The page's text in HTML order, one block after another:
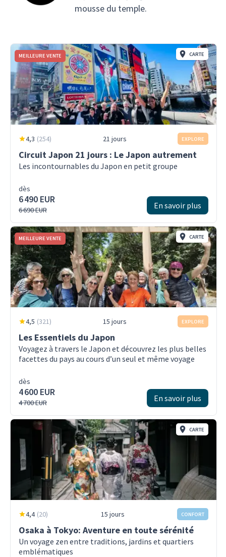
mousse du temple.
MEILLEURE VENTE CARTE
4,3 (254) 21 jours EXPLORE
Circuit Japon 21 jours : Le Japon autrement
Les incontournables du Japon en petit groupe
dès
6 490 EUR
6 690 EUR En savoir plus
MEILLEURE VENTE CARTE
4,5 (321) 15 jours EXPLORE
Les Essentiels du Japon
Voyagez à travers le Japon et découvrez les plus belles
facettes du pays au cours d’un seul et même voyage
dès
4 600 EUR
4 700 EUR En savoir plus
CARTE
4,4 (20) 15 jours CONFORT
Osaka à Tokyo: Aventure en toute sérénité
Un voyage zen entre traditions, jardins et quartiers
emblématiques